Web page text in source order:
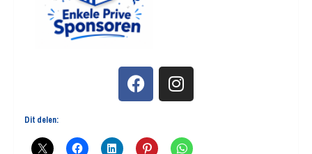
Dit delen: